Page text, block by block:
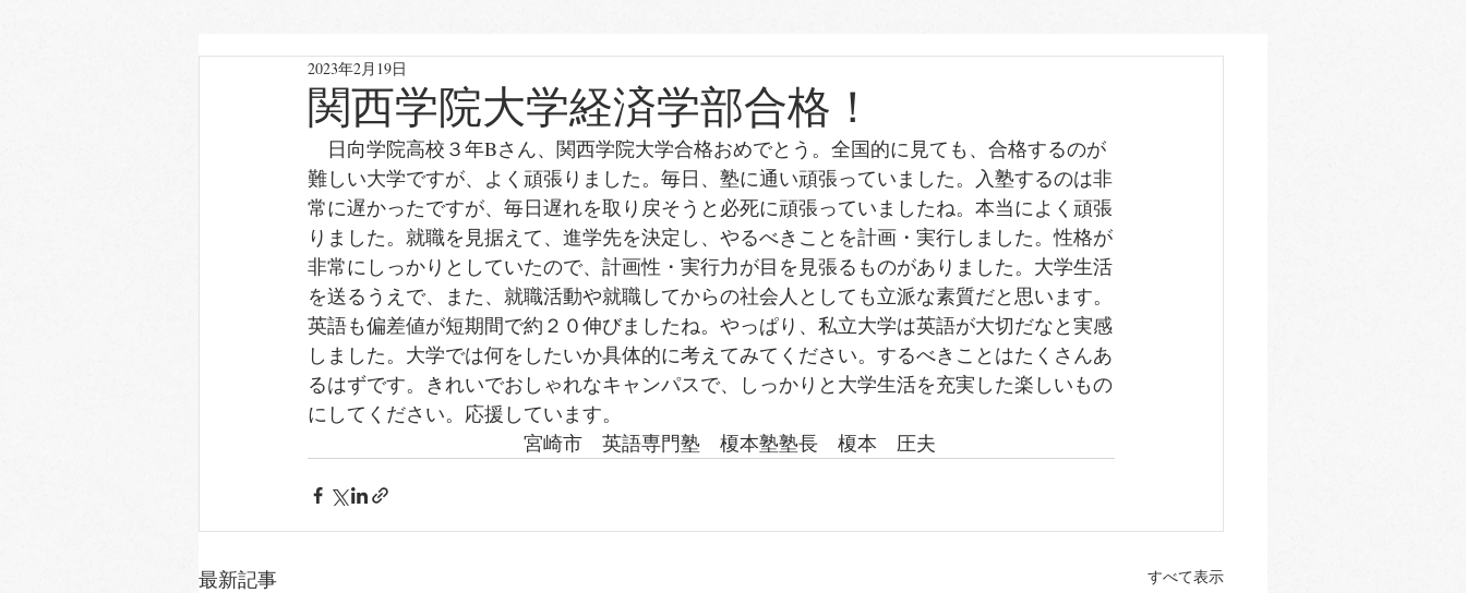
関西学院大学経済学部合格！
2023年2月19日
日向学院高校３年Bさん、関西学院大学合格おめでとう。全国的に見ても、合格するのが
難しい大学ですが、よく頑張りました。毎日、塾に通い頑張っていました。入塾するのは非
常に遅かったですが、毎日遅れを取り戻そうと必死に頑張っていましたね。本当によく頑張
りました。就職を見据えて、進学先を決定し、やるべきことを計画・実行しました。性格が
非常にしっかりとしていたので、計画性・実行力が目を見張るものがありました。大学生活
を送るうえで、また、就職活動や就職してからの社会人としても立派な素質だと思います。
英語も偏差値が短期間で約２０伸びましたね。やっぱり、私立大学は英語が大切だなと実感
しました。大学では何をしたいか具体的に考えてみてください。するべきことはたくさんあ
るはずです。きれいでおしゃれなキャンパスで、しっかりと大学生活を充実した楽しいもの
にしてください。応援しています。
宮崎市　英語専門塾　榎本塾塾長　榎本　圧夫
最新記事 すべて表示